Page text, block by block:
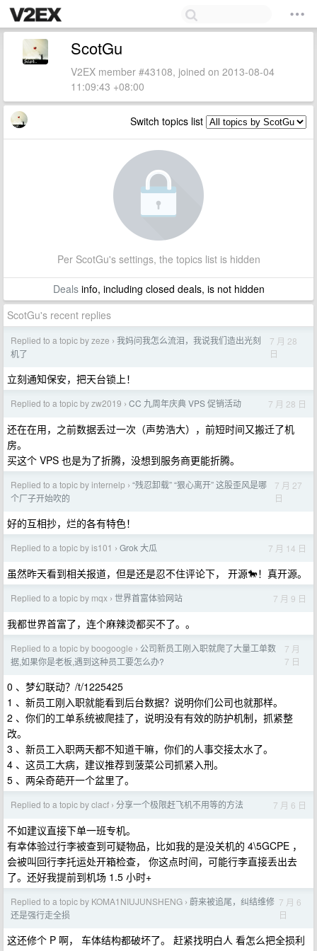
ScotGu
V2EX member #43108, joined on 2013-08-04
11:09:43 +08:00
Switch topics list
Per ScotGu's settings, the topics list is hidden
Dealsinfo, including closed deals, is not hidden
ScotGu's recent replies
Replied to a topic by zeze › 我妈问我怎么流泪，我说我们造出光刻
机了
7 月 28
日
立刻通知保安，把天台锁上！
Replied to a topic by zw2019 › CC 九周年庆典 VPS 促销活动 7 月 28 日
还在在用，之前数据丢过一次（声势浩大），前短时间又搬迁了机
房。
买这个 VPS 也是为了折腾，没想到服务商更能折腾。
Replied to a topic by internelp › “残忍卸载” “狠心离开” 这股歪风是哪
个厂子开始吹的
7 月 27
日
好的互相抄，烂的各有特色！
Replied to a topic by is101 › Grok 大瓜 7 月 14 日
虽然昨天看到相关报道，但是还是忍不住评论下， 开源🐎！真开源。
Replied to a topic by mqx › 世界首富体验网站 7 月 9 日
我都世界首富了，连个麻辣烫都买不了。。
Replied to a topic by boogoogle › 公司新员工刚入职就爬了大量工单数
据,如果你是老板,遇到这种员工要怎么办?
7 月
7 日
0 、梦幻联动？/t/1225425
1 、新员工刚入职就能看到后台数据？说明你们公司也就那样。
2 、你们的工单系统被爬挂了，说明没有有效的防护机制，抓紧整
改。
3 、新员工入职两天都不知道干嘛，你们的人事交接太水了。
4 、这员工大病，建议推荐到菠菜公司抓紧入刑。
5 、两朵奇葩开一个盆里了。
Replied to a topic by clacf › 分享一个极限赶飞机不用等的方法 7 月 6 日
不如建议直接下单一班专机。
有幸体验过行李被查到可疑物品，比如我的是没关机的 4\5GCPE ，
会被叫回行李托运处开箱检查， 你这点时间，可能行李直接丢出去
了。还好我提前到机场 1.5 小时+
Replied to a topic by KOMA1NIUJUNSHENG › 蔚来被追尾，纠结维修
还是强行走全损
7 月 6
日
这还修个 P 啊， 车体结构都破坏了。 赶紧找明白人 看怎么把全损利